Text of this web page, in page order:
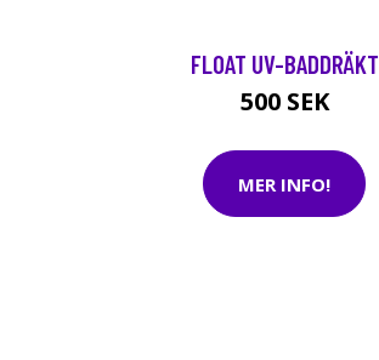
FLOAT UV-BADDRÄKT
500 SEK
MER INFO!